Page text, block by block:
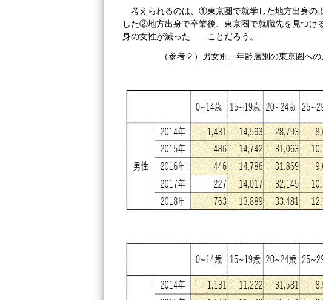
考えられるのは、①東京圏で就学した地方出身の
した②地方出身で卒業後、東京圏で就職先を見つ
身の女性が減った――ことだろう。
（参考２）男女別、年齢層別の東京圏へ